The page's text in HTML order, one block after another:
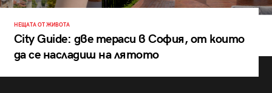
НЕЩАТА ОТ ЖИВОТА
City Guide: две тераси в София, от които
да се насладиш на лятото